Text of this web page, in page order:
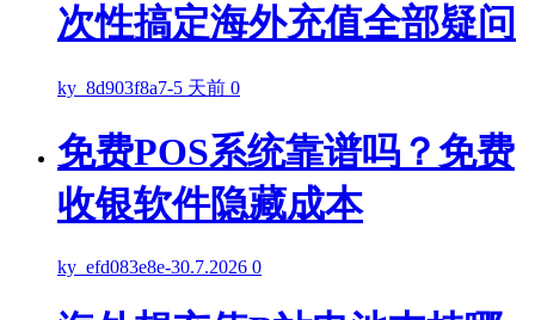
次性搞定海外充值全部疑问
ky_8d903f8a7-5 天前 0
免费POS系统靠谱吗？免费
收银软件隐藏成本
ky_efd083e8e-30.7.2026 0